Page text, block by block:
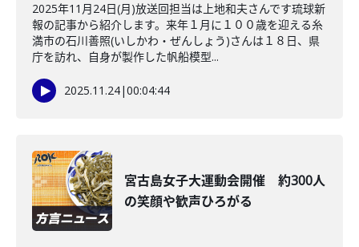
2025年11月24日(月)放送回担当は上地和夫さんです琉球新
報の記事から紹介します。来年１月に１００歳を迎える糸
満市の石川善照(いしかわ・ぜんしょう)さんは１８日、県
庁を訪れ、自身が製作した帆船模型...
2025.11.24|00:04:44
宮古島女子大運動会開催 約300人
の笑顔や歓声ひろがる